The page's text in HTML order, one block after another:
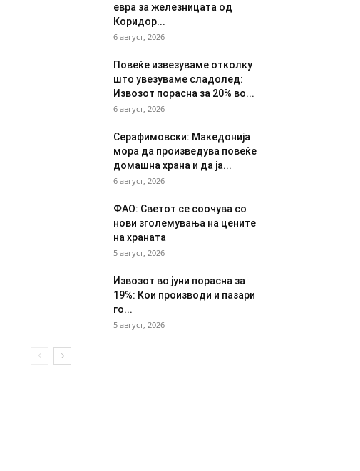
евра за железницата од
Коридор...
6 август, 2026
Повеќе извезуваме отколку
што увезуваме сладолед:
Извозот порасна за 20% во...
6 август, 2026
Серафимовски: Македонија
мора да произведува повеќе
домашна храна и да ја...
6 август, 2026
ФАО: Светот се соочува со
нови зголемувања на цените
на храната
5 август, 2026
Извозот во јуни порасна за
19%: Кои производи и пазари
го...
5 август, 2026